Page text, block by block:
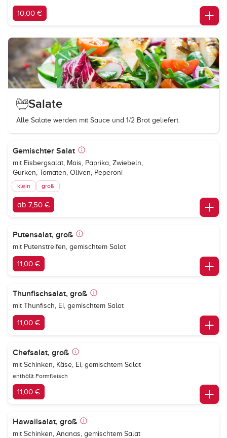
10,00 €
Salate
Alle Salate werden mit Sauce und 1/2 Brot geliefert.
Gemischter Salat
mit Eisbergsalat, Mais, Paprika, Zwiebeln,
Gurken, Tomaten, Oliven, Peperoni
klein groß
ab 7,50 €
Putensalat, groß
mit Putenstreifen, gemischtem Salat
11,00 €
Thunfischsalat, groß
mit Thunfisch, Ei, gemischtem Salat
11,00 €
Chefsalat, groß
mit Schinken, Käse, Ei, gemischtem Salat
enthällt Formfleisch
11,00 €
Hawaiisalat, groß
mit Schinken, Ananas, gemischtem Salat